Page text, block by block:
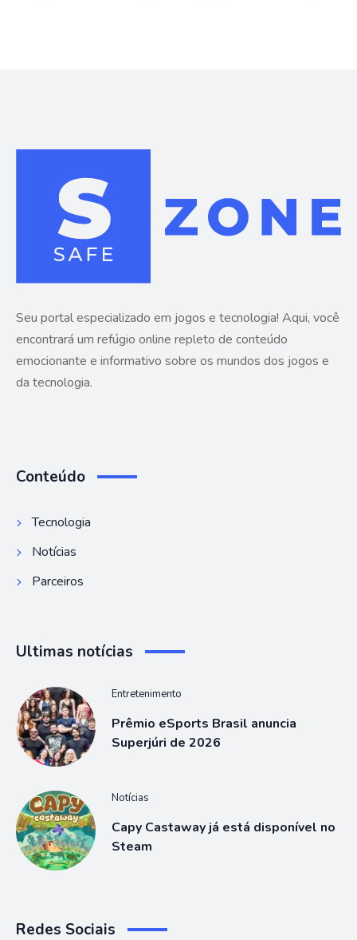
Seu portal especializado em jogos e tecnologia! Aqui, você
encontrará um refúgio online repleto de conteúdo
emocionante e informativo sobre os mundos dos jogos e
da tecnologia.
Conteúdo
Tecnologia
Notícias
Parceiros
Ultimas notícias
Entretenimento
Prêmio eSports Brasil anuncia
Superjúri de 2026
Notícias
Capy Castaway já está disponível no
Steam
Redes Sociais